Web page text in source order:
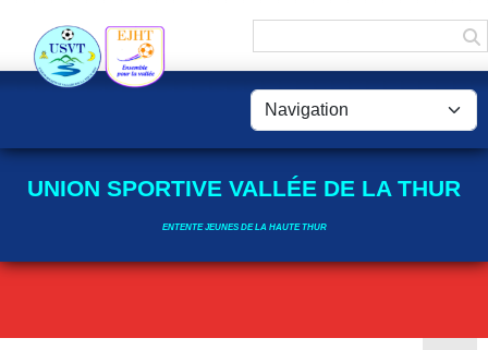
UNION SPORTIVE VALLÉE DE LA THUR
ENTENTE JEUNES DE LA HAUTE THUR